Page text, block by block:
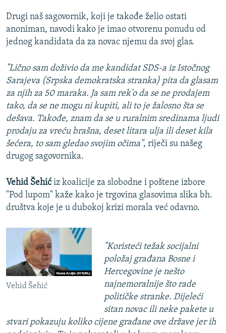
Drugi naš sagovornik, koji je takođe želio ostati
anoniman, navodi kako je imao otvorenu ponudu od
jednog kandidata da za novac njemu da svoj glas.
"Lično sam doživio da me kandidat SDS-a iz Istočnog
Sarajeva (Srpska demokratska stranka) pita da glasam
za njih za 50 maraka. Ja sam rek'o da se ne prodajem
tako, da se ne mogu ni kupiti, ali to je žalosno šta se
dešava. Takođe, znam da se u ruralnim sredinama ljudi
prodaju za vreću brašna, deset litara ulja ili deset kila
šećera, to sam gledao svojim očima", riječi su našeg
drugog sagovornika.
Vehid Šehićiz koalicije za slobodne i poštene izbore
"Pod lupom" kaže kako je trgovina glasovima slika bh.
društva koje je u dubokoj krizi morala već odavno.
Vehid Šehić
"Koristeći težak socijalni
položaj građana Bosne i
Hercegovine je nešto
najnemoralnije što rade
političke stranke. Dijeleći
sitan novac ili neke pakete u
stvari pokazuju koliko cijene građane ove države jer ih